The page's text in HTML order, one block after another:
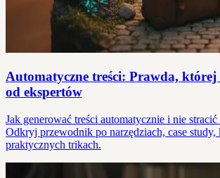
Automatyczne treści: Prawda, której
od ekspertów
Jak generować treści automatycznie i nie
Odkryj przewodnik po narzędziach, case study,
praktycznych trikach.